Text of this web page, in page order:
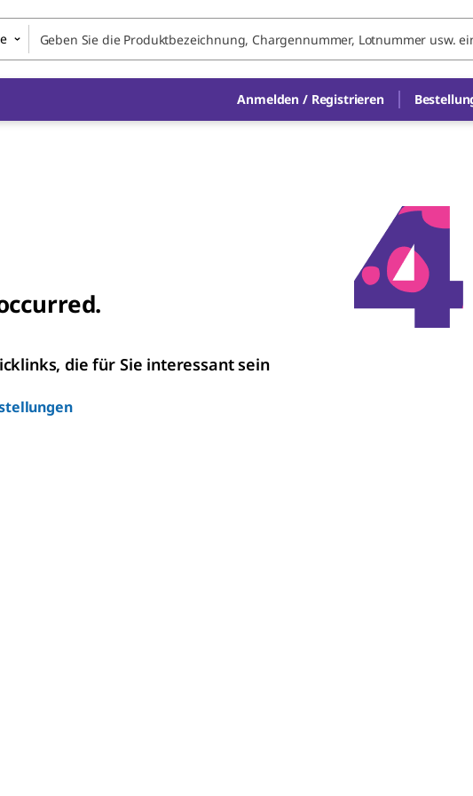
Anmelden / Registrieren
die für Sie interessant sein